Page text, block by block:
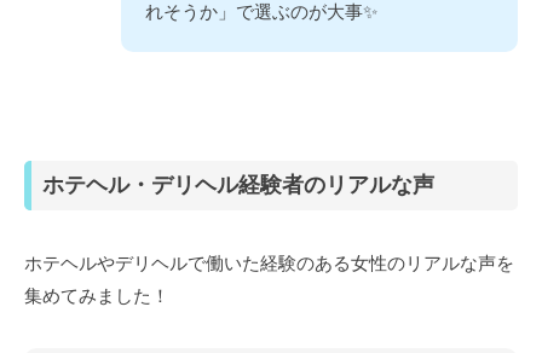
れそうか」で選ぶのが大事✨️
ホテヘル・デリヘル経験者のリアルな声
ホテヘルやデリヘルで働いた経験のある女性のリアルな声を
集めてみました！